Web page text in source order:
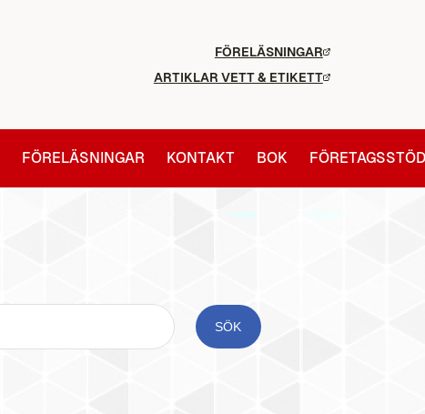
FÖRELÄSNINGAR
ARTIKLAR VETT & ETIKETT
FÖRELÄSNINGAR KONTAKT BOK FÖRETAGSSTÖD